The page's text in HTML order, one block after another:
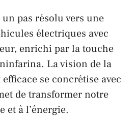
pas résolu vers une
électriques avec
enrichi par la touche
La vision de la
se concrétise avec
de transformer notre
et à l’énergie.